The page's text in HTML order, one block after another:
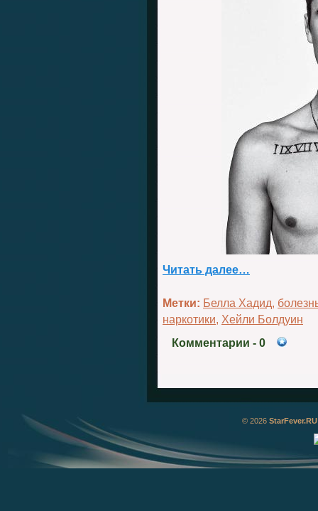
Читать далее…
Метки: Белла Хадид,
наркотики, Хейли Болдуин
Комментарии - 0
© 2026 StarFever.RU